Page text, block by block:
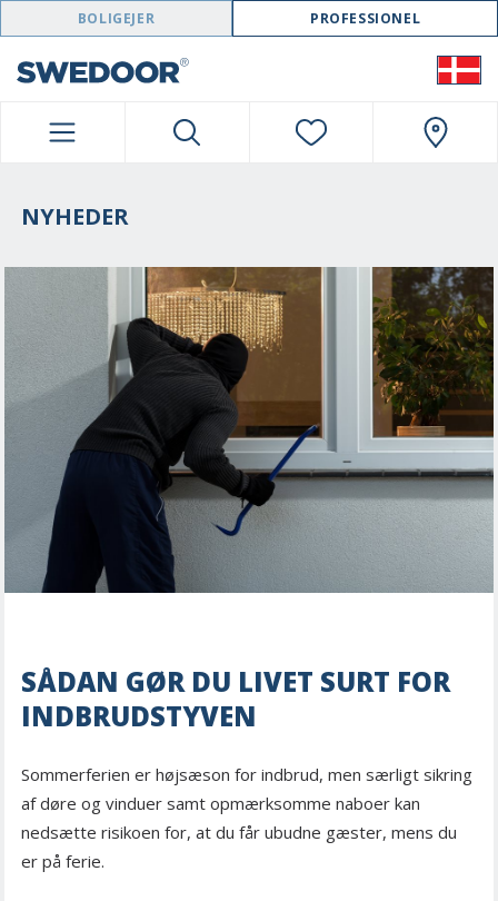
SWEDOOR NAVIGATION
BOLIGEJER PROFESSIONEL
NYHEDER
SÅDAN GØR DU LIVET SURT FOR
INDBRUDSTYVEN
Sommerferien er højsæson for indbrud, men særligt sikring
af døre og vinduer samt opmærksomme naboer kan
nedsætte risikoen for, at du får ubudne gæster, mens du
er på ferie.